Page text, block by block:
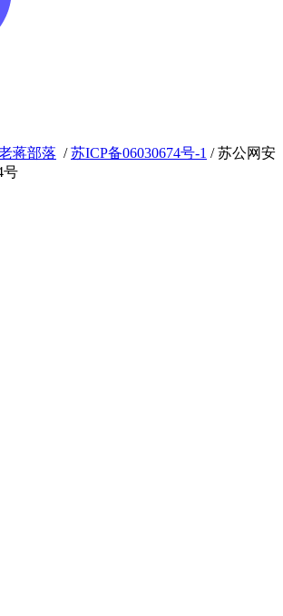
蒋部落 /苏ICP备06030674号-1 / 苏公网安
号